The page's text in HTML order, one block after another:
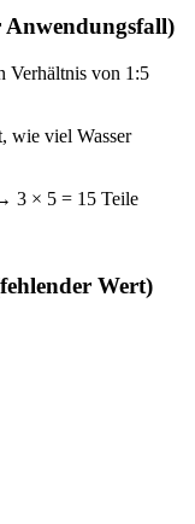
Anwendungsfall)
Verhältnis von 1:5
wie viel Wasser
3 × 5 = 15 Teile
Wert)